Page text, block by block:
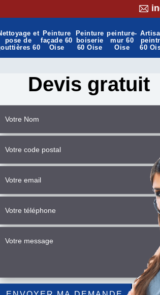
et
pose de
60
Peinture
façade 60
Oise
Peinture
boiserie
60 Oise
peinture-
mur 60
Oise
60
Devis gratuit